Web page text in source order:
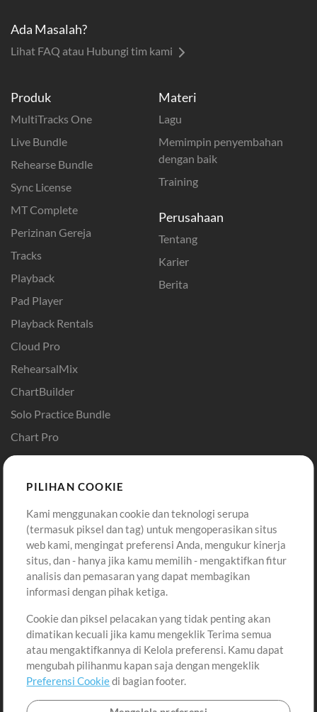
Produk
MultiTracks One
Live Bundle
Rehearse Bundle
Sync License
MT Complete
Perizinan Gereja
Tracks
Playback
Pad Player
Playback Rentals
Cloud Pro
RehearsalMix
ChartBuilder
Solo Practice Bundle
Chart Pro
Template ProPresenter
Sound
Materi
Lagu
Memimpin penyembahan
dengan baik
Training
Perusahaan
Tentang
Karier
Berita
Pembelian
Beli Kredit
Konten Gratis
Permintaan Lagu
Lain-lain
Sesi
Kirimkan musik kamu
Playlist
Akun
Masuk
Daftar
Lihat Keranjang
Ada Masalah?
Lihat FAQ atau Hubungi tim kami
PILIHAN COOKIE
Kami menggunakan cookie dan teknologi serupa
(termasuk piksel dan tag) untuk mengoperasikan situs
web kami, mengingat preferensi Anda, mengukur kinerja
situs, dan - hanya jika kamu memilih - mengaktifkan fitur
analisis dan pemasaran yang dapat membagikan
informasi dengan pihak ketiga.
Cookie dan piksel pelacakan yang tidak penting akan
dimatikan kecuali jika kamu mengeklik Terima semua
atau mengaktifkannya di Kelola preferensi. Kamu dapat
mengubah pilihanmu kapan saja dengan mengeklik
Preferensi Cookiedi bagian footer.